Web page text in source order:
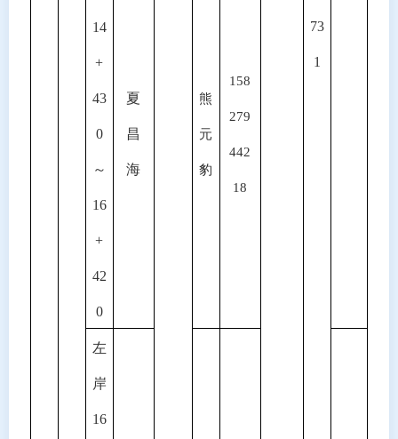
73
1
14
+
43
0
～
16
+
42
0
夏
昌
海
熊
元
豹
158
279
442
18
左
岸
16